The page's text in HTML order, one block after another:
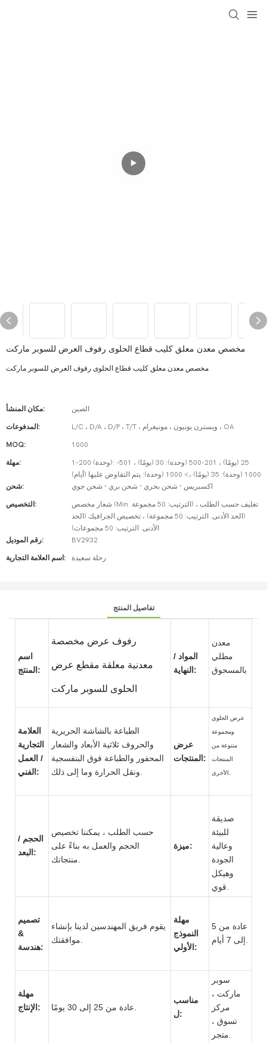
مخصص معدن معلق كليب قطاع الحلوى رفوف العرض للسوبر ماركت
مخصص معدن معلق كليب قطاع الحلوى رفوف العرض للسوبر ماركت
مكان المنشأ: الصين
المدفوعات: L/C ، D/A ، D/P ، T/T ، ويسترن يونيون ، مونيغرام ، OA
MOQ: 1000
مهلة:
1-200 (وحدة): 25 (يومًا) ، 201-500 (وحدة): 30 (يومًا) ، 501-
1000 (وحدة): 35 (يومًا) ،> 1000 (وحدة): يتم التفاوض عليها (أيام)
شحن:
اكسبريس · شحن بحري · شحن بري · شحن جوي
التخصيص:
شعار مخصص (Min. الترتيب: 50 مجموعة) ، تغليف حسب الطلب
(الحد الأدنى. الترتيب: 50 مجموعة) ، تخصيص الجرافيك (الحد
الأدنى. الترتيب: 50 مجموعات)
رقم الموديل:
BV2932
اسم العلامة التجارية: رحلة سعيدة
تفاصيل المنتج
اسم
المنتج:
رفوف عرض مخصصة
معدنية معلقة مقطع عرض
المواد /
النهاية:
معدن
مطلي
بالمسحوق
العلامة
التجارية
/ العمل
الفني:
الطباعة بالشاشة الحريرية
والحروف ثلاثية الأبعاد والشعار
المحفور والطباعة فوق البنفسجية
عرض
المنتجات:
عرض الحلوى
ومجموعة
متنوعة من
المنتجات
الحجم /
البعد:
حسب الطلب ، يمكننا تخصيص
الحجم والعمل به بناءً على
ميزة:
صديقة
للبيئة
وعالية
الجودة
وهيكل
تصميم
&
هندسة:
يقوم فريق المهندسين لدينا بإنشاء
مهلة
النموذج
الأولي:
عادة من 5
مهلة
الإنتاج:
مناسب
ل:
سوبر
ماركت ،
مركز
تسوق ،